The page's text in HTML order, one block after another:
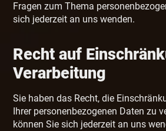
Fragen zum Thema
sich jederzeit an uns wenden.
Recht auf
Verarbeitung
Sie haben das Recht, die
Ihrer personenbezogenen Daten zu
können Sie sich jederzeit an uns